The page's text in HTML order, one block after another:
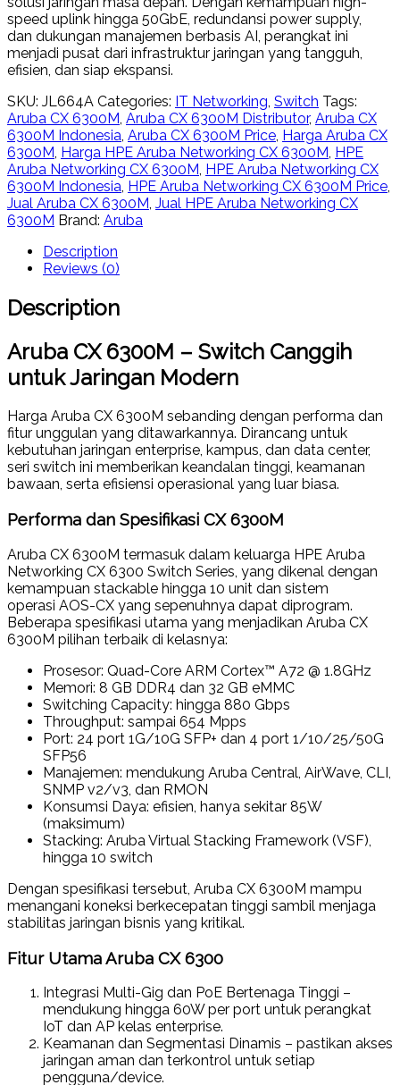
speed uplink hingga 50GbE redundansi power supply,
dan dukungan manajemen berbasis AI , perangkat ini
menjadi pusat dari infrastruktur jaringan yang tangguh,
efisien, dan siap ekspansi.
SKU: JL664A Categories: IT Networking Switch Tags:
Aruba CX 6300M Aruba CX 6300M Distributor, Aruba CX
6300M Indonesia Aruba CX 6300M Price Harga Aruba CX
6300M Harga HPE Aruba Networking CX 6300M HPE
Aruba Networking CX 6300M HPE Aruba Networking CX
6300M Indonesia HPE Aruba Networking CX 6300M Price
Jual Aruba CX 6300M Jual HPE Aruba Networking CX
6300M Brand: Aruba
Description
Reviews (0)
Description
Aruba CX 6300M – Switch Canggih
untuk Jaringan Modern
Harga Aruba CX 6300M sebanding dengan performa dan
fitur unggulan yang ditawarkannya. Dirancang untuk
kebutuhan jaringan enterprise, kampus, dan data center,
seri switch ini memberikan keandalan tinggi, keamanan
bawaan, serta efisiensi operasional yang luar biasa.
Performa dan Spesifikasi CX 6300M
Aruba CX 6300M termasuk dalam keluarga HPE Aruba
Networking CX 6300 Switch Series, yang dikenal dengan
kemampuan stackable hingga 10 unit dan sistem
operasi AOS-CX yang sepenuhnya dapat diprogram.
Beberapa spesifikasi utama yang menjadikan Aruba CX
6300M pilihan terbaik di kelasnya:
Prosesor: Quad-Core ARM Cortex™ A72 @ 1.8GHz
Memori: 8 GB DDR4 dan 32 GB eMMC
Switching Capacity: hingga 880 Gbps
Throughput: sampai 654 Mpps
Port: 24 port 1G/10G SFP+ dan 4 port 1/10/25/50G
SFP56
Manajemen: mendukung Aruba Central, AirWave, CLI,
SNMP v2/v3, dan RMON
Konsumsi Daya: efisien, hanya sekitar 85W
(maksimum)
Stacking: Aruba Virtual Stacking Framework (VSF),
hingga 10 switch
Dengan spesifikasi tersebut, Aruba CX 6300M mampu
menangani koneksi berkecepatan tinggi sambil menjaga
stabilitas jaringan bisnis yang kritikal.
Fitur Utama Aruba CX 6300
Integrasi Multi-Gig dan PoE Bertenaga Tinggi –
mendukung hingga 60W per port untuk perangkat
IoT dan AP kelas enterprise.
Keamanan dan Segmentasi Dinamis – pastikan akses
jaringan aman dan terkontrol untuk setiap
pengguna/device.